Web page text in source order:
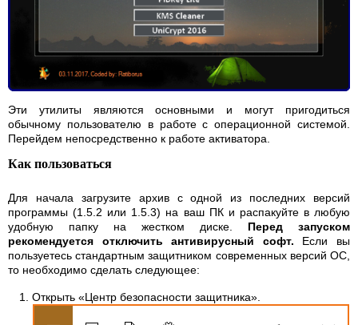
Эти утилиты являются основными и могут пригодиться
обычному пользователю в работе с операционной системой.
Перейдем непосредственно к работе активатора.
Как пользоваться
Для начала загрузите архив с одной из последних версий
программы (1.5.2 или 1.5.3) на ваш ПК и распакуйте в любую
удобную папку на жестком диске. Перед запуском
рекомендуется отключить антивирусный софт. Если вы
пользуетесь стандартным защитником современных версий ОС,
то необходимо сделать следующее:
Открыть «Центр безопасности защитника».